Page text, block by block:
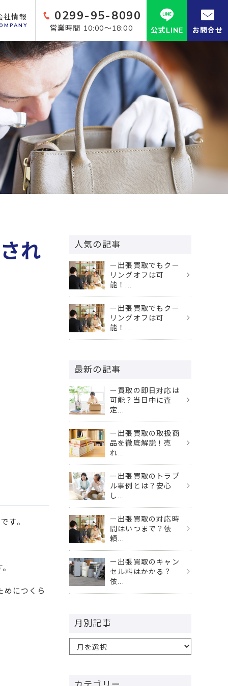
社情報 0299-95-8090
営業時間 10:00～18:00 公式LINE お問合せ
れ
す。
めにつくら
人気の記事
ー出張買取でもクー
リングオフは可
能！...
ー出張買取でもクー
リングオフは可
能！...
最新の記事
ー買取の即日対応は
可能？当日中に査
定...
ー出張買取の取扱商
品を徹底解説！売
れ...
ー出張買取のトラブ
ル事例とは？安心
し...
ー出張買取の対応時
間はいつまで？依
頼...
ー出張買取のキャン
セル料はかかる？
依...
月別記事